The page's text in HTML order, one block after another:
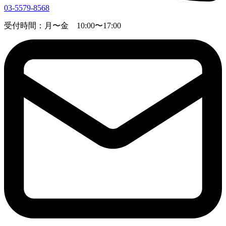
03-5579-8568
受付時間：月〜金 10:00〜17:00